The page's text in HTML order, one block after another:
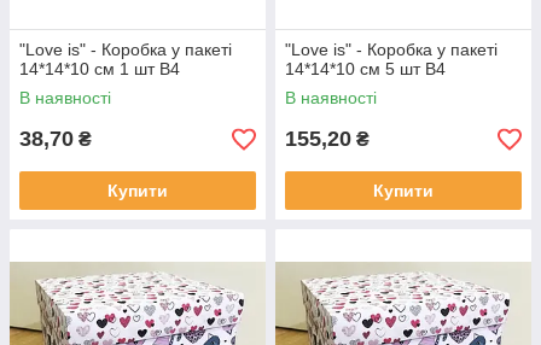
"Love is" - Коробка у пакеті
14*14*10 см 1 шт В4
В наявності
38,70 ₴
Купити
"Love is" - Коробка у пакеті
14*14*10 см 5 шт В4
В наявності
155,20 ₴
Купити